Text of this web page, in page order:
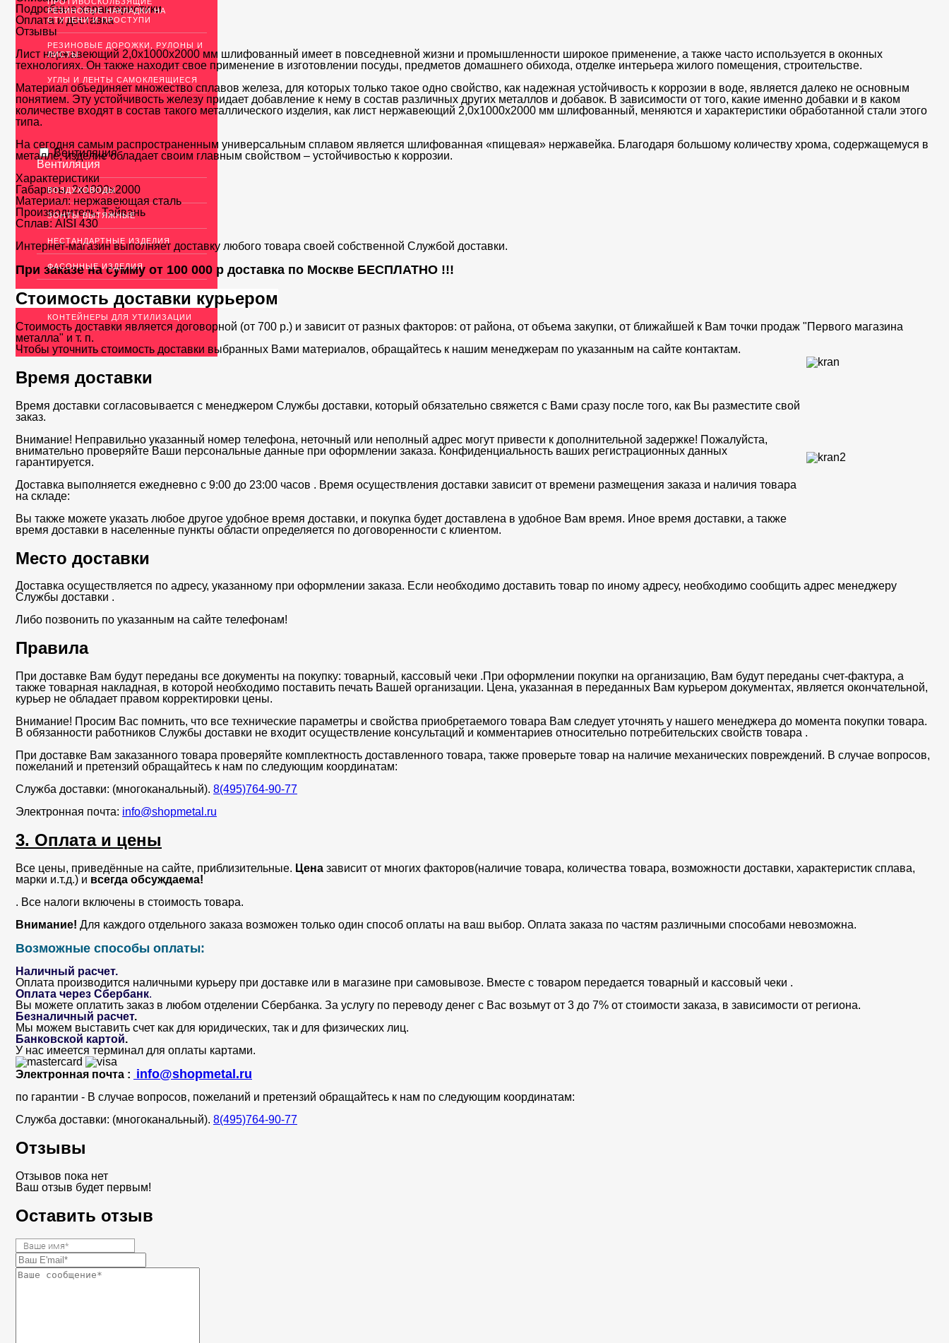
РЕЗИНОВЫЕ НАКЛАДКИ НА
СТУПЕНИ И ПРОСТУПИ
РЕЗИНОВЫЕ ДОРОЖКИ, РУЛОНЫ И
ЛИСТЫ
УГЛЫ И ЛЕНТЫ САМОКЛЕЯЩИЕСЯ
Вентиляция
Вентиляция
ВОЗДУХОВОДЫ
ЗОНТЫ ВЫТЯЖНЫЕ
НЕСТАНДАРТНЫЕ ИЗДЕЛИЯ
ФАСОННЫЕ ИЗДЕЛИЯ
ШУМОГЛУШИТЕЛИ
КОНТЕЙНЕРЫ ДЛЯ УТИЛИЗАЦИИ
Подробные характеристики
Оплата и доставка
Отзывы
Лист нержавеющий 2,0х1000х2000 мм шлифованный имеет в повседневной жизни и промышленности широкое применение, а также часто используется в оконных
технологиях. Он также находит свое применение в изготовлении посуды, предметов домашнего обихода, отделке интерьера жилого помещения, строительстве.
Материал объединяет множество сплавов железа, для которых только такое одно свойство, как надежная устойчивость к коррозии в воде, является далеко не основным
понятием. Эту устойчивость железу придает добавление к нему в состав различных других металлов и добавок. В зависимости от того, какие именно добавки и в каком
количестве входят в состав такого металлического изделия, как лист нержавеющий 2,0х1000х2000 мм шлифованный, меняются и характеристики обработанной стали этого
типа.
На сегодня самым распространенным универсальным сплавом является шлифованная «пищевая» нержавейка. Благодаря большому количеству хрома, содержащемуся в
металле, изделие обладает своим главным свойством – устойчивостью к коррозии.
Характеристики
Габариты:2х1000х2000
Материал:нержавеющая сталь
Производитель:Тайвань
Сплав: AISI 430
Интернет-магазин выполняет доставку любого товара своей собственной Службой доставки.
При заказе на сумму от 100 000 р доставка по Москве БЕСПЛАТНО !!!
Стоимость доставки курьером
Стоимость доставки является договорной (от 700 р.) и зависит от разных факторов: от района, от объема закупки, от ближайшей к Вам точки продаж "Первого магазина
металла" и т. п.
Чтобы уточнить стоимость доставки выбранных Вами материалов, обращайтесь к нашим менеджерам по указанным на сайте контактам.
Время доставки
Время доставки согласовывается с менеджером Службы доставки, который обязательно свяжется с Вами сразу после того, как Вы разместите свой
заказ.
Внимание! Неправильно указанный номер телефона, неточный или неполный адрес могут привести к дополнительной задержке! Пожалуйста,
внимательно проверяйте Ваши персональные данные при оформлении заказа. Конфиденциальность ваших регистрационных данных
гарантируется.
Доставка выполняется ежедневно с 9:00 до 23:00 часов . Время осуществления доставки зависит от времени размещения заказа и наличия товара
на складе:
Вы также можете указать любое другое удобное время доставки, и покупка будет доставлена в удобное Вам время. Иное время доставки, а также
время доставки в населенные пункты области определяется по договоренности с клиентом.
Место доставки
Доставка осуществляется по адресу, указанному при оформлении заказа. Если необходимо доставить товар по иному адресу, необходимо сообщить адрес менеджеру
Службы доставки .
Либо позвонить по указанным на сайте телефонам!
Правила
При доставке Вам будут переданы все документы на покупку: товарный, кассовый чеки .При оформлении покупки на организацию, Вам будут переданы счет-фактура, а
также товарная накладная, в которой необходимо поставить печать Вашей организации. Цена, указанная в переданных Вам курьером документах, является окончательной,
курьер не обладает правом корректировки цены.
Внимание! Просим Вас помнить, что все технические параметры и свойства приобретаемого товара Вам следует уточнять у нашего менеджера до момента покупки товара.
В обязанности работников Службы доставки не входит осуществление консультаций и комментариев относительно потребительских свойств товара .
При доставке Вам заказанного товара проверяйте комплектность доставленного товара, также проверьте товар на наличие механических повреждений. В случае вопросов,
пожеланий и претензий обращайтесь к нам по следующим координатам:
Служба доставки: (многоканальный). 8(495)764-90-77
Электронная почта: info@shopmetal.ru
3. Оплата и цены
Все цены, приведённые на сайте, приблизительные. Цена зависит от многих факторов(наличие товара, количества товара, возможности доставки, характеристик сплава,
марки и.т.д.) и всегда обсуждаема!
. Все налоги включены в стоимость товара.
Внимание! Для каждого отдельного заказа возможен только один способ оплаты на ваш выбор. Оплата заказа по частям различными способами невозможна.
Возможные способы оплаты:
Наличный расчет.
Оплата производится наличными курьеру при доставке или в магазине при самовывозе. Вместе с товаром передается товарный и кассовый чеки .
Оплата через Сбербанк.
Вы можете оплатить заказ в любом отделении Сбербанка. За услугу по переводу денег с Вас возьмут от 3 до 7% от стоимости заказа, в зависимости от региона.
Безналичный расчет.
Мы можем выставить счет как для юридических, так и для физических лиц.
Банковской картой.
У нас имеется терминал для оплаты картами.
Электронная почта : info@shopmetal.ru
по гарантии - В случае вопросов, пожеланий и претензий обращайтесь к нам по следующим координатам:
Служба доставки: (многоканальный). 8(495)764-90-77
Отзывы
Отзывов пока нет
Ваш отзыв будет первым!
Оставить отзыв